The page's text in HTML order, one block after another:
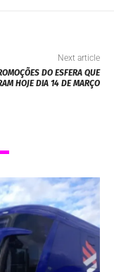
Next article
DO ESFERA QUE
HOJE DIA 14 DE MARÇO